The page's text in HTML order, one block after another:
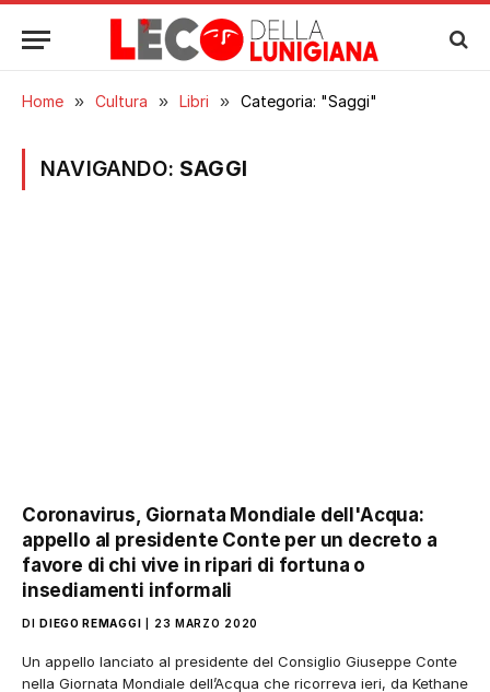
Home » Cultura » Libri » Categoria: "Saggi"
NAVIGANDO: SAGGI
Coronavirus, Giornata Mondiale dell'Acqua:
appello al presidente Conte per un decreto a
favore di chi vive in ripari di fortuna o
insediamenti informali
DI DIEGO REMAGGI 23 MARZO 2020
Un appello lanciato al presidente del Consiglio Giuseppe Conte
nella Giornata Mondiale dell’Acqua che ricorreva ieri, da Kethane